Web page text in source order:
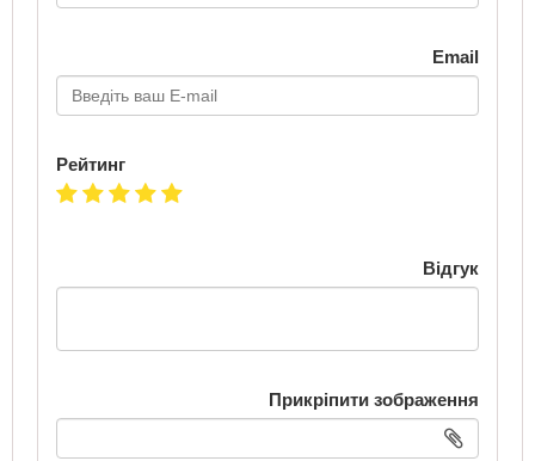
Email
Рейтинг
Відгук
Прикріпити зображення